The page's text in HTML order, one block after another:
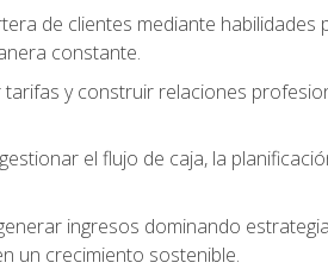
de clientes mediante habilidades
constante.
y construir relaciones
el flujo de caja, la
ingresos dominando
un crecimiento sostenible.